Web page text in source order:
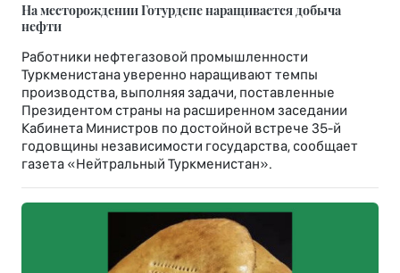
На месторождении Готурдепе наращивается добыча
нефти
Работники нефтегазовой промышленности
Туркменистана уверенно наращивают темпы
производства, выполняя задачи, поставленные
Президентом страны на расширенном заседании
Кабинета Министров по достойной встрече 35-й
годовщины независимости государства, сообщает
газета «Нейтральный Туркменистан».